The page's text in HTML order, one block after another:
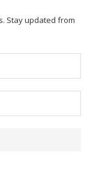
Stay updated from